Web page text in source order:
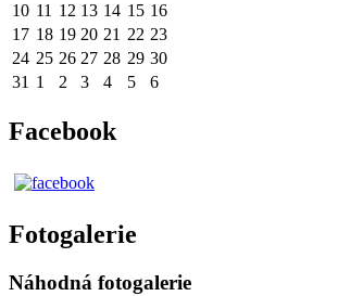
10 11 12 13 14 15 16
17 18 19 20 21 22 23
24 25 26 27 28 29 30
31 1 2 3 4 5 6
Facebook
Fotogalerie
Náhodná fotogalerie